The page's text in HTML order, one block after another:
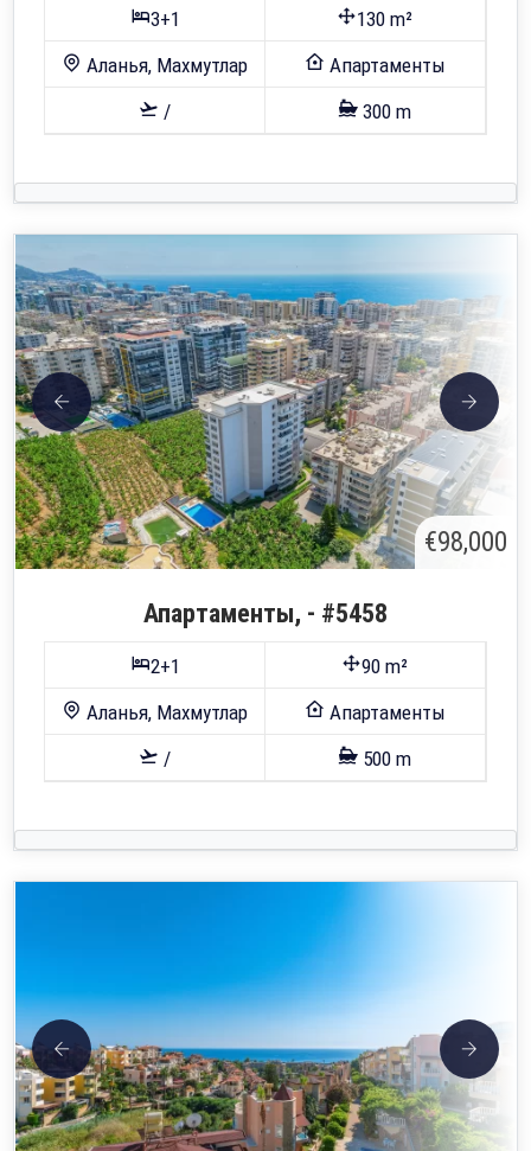
3+1
130 m²
Аланья, Махмутлар
Апартаменты
/
300 m
€98,000
Апартаменты, - #5458
2+1
90 m²
Аланья, Махмутлар
Апартаменты
/
500 m